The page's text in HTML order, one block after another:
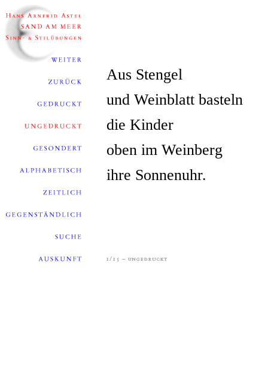
Aus Stengel
und Weinblatt basteln
die Kinder
oben im Weinberg
ihre Sonnenuhr.